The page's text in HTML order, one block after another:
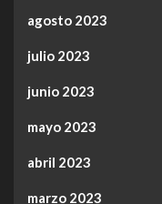
agosto 2023
julio 2023
junio 2023
mayo 2023
abril 2023
marzo 2023